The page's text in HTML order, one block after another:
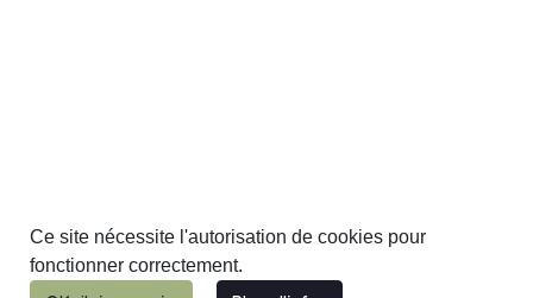
Ce site nécessite l'autorisation de cookies pour
fonctionner correctement.